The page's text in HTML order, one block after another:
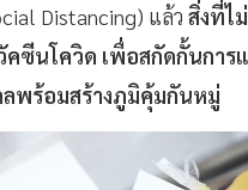
Distancing) แล้ว สิ่งที่ไ
คซีนโควิด เพื่อสกัดกั้นการ
ลพร้อมสร้างภูมิคุ้มกันหมู่